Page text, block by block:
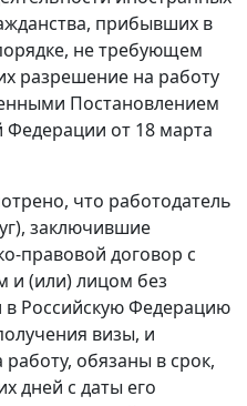
прибывших в
не требующем
разрешение на работу
Постановлением
Федерации от 18 марта
что работодатель
заключившие
правовой договор с
и (или) лицом без
Российскую Федерацию
визы, и
обязаны в срок,
дней с даты его